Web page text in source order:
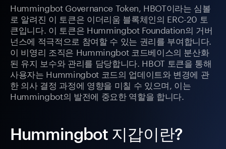
Hummingbot Governance Token, HBOT이라는 심볼
로 알려진 이 토큰은 이더리움 블록체인의 ERC-20 토
큰입니다. 이 토큰은 Hummingbot Foundation의 거버
넌스에 적극적으로 참여할 수 있는 권리를 부여합니다.
이 비영리 조직은 Hummingbot 코드베이스의 분산화
된 유지 보수와 관리를 담당합니다. HBOT 토큰을 통해
사용자는 Hummingbot 코드의 업데이트와 변경에 관
한 의사 결정 과정에 영향을 미칠 수 있으며, 이는
Hummingbot의 발전에 중요한 역할을 합니다.
Hummingbot 지갑이란?